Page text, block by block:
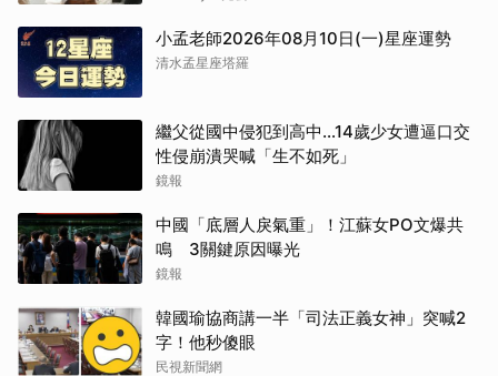
小孟老師2026年08月10日(一)星座運勢
清水孟星座塔羅
繼父從國中侵犯到高中…14歲少女遭逼口交
性侵崩潰哭喊「生不如死」
鏡報
中國「底層人戾氣重」！江蘇女PO文爆共
鳴 3關鍵原因曝光
鏡報
韓國瑜協商講一半「司法正義女神」突喊2
字！他秒傻眼
民視新聞網